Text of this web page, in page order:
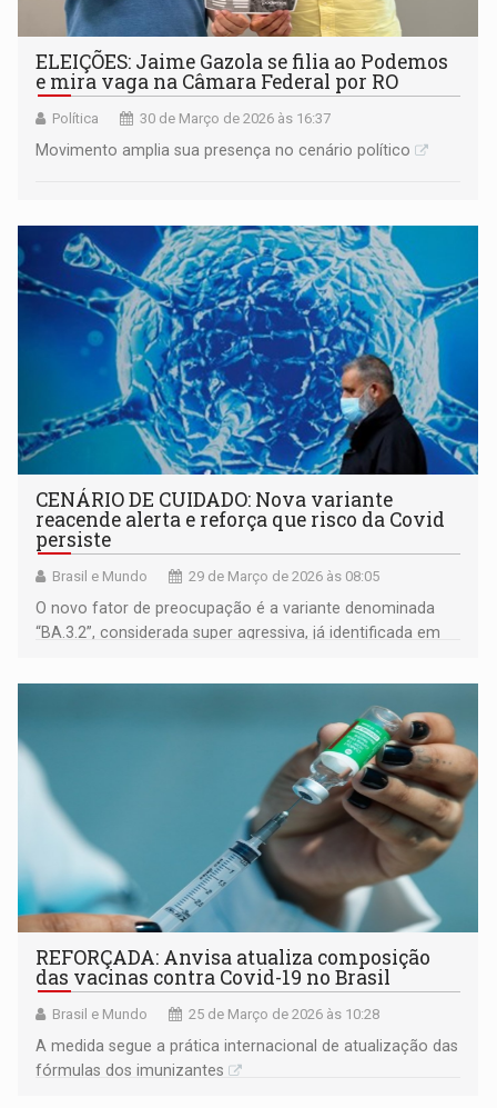
ELEIÇÕES: Jaime Gazola se filia ao Podemos
e mira vaga na Câmara Federal por RO
Política 30 de Março de 2026 às 16:37
Movimento amplia sua presença no cenário político
CENÁRIO DE CUIDADO: Nova variante
reacende alerta e reforça que risco da Covid
persiste
Brasil e Mundo 29 de Março de 2026 às 08:05
O novo fator de preocupação é a variante denominada
“BA.3.2”, considerada super agressiva, já identificada em
REFORÇADA: Anvisa atualiza composição
das vacinas contra Covid-19 no Brasil
Brasil e Mundo 25 de Março de 2026 às 10:28
A medida segue a prática internacional de atualização das
fórmulas dos imunizantes